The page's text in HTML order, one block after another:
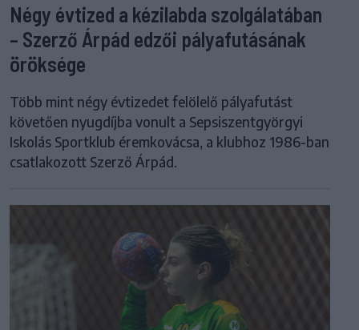
Négy évtized a kézilabda szolgálatában
– Szerző Árpád edzői pályafutásának
öröksége
Több mint négy évtizedet felölelő pályafutást
követően nyugdíjba vonult a Sepsiszentgyörgyi
Iskolás Sportklub éremkovácsa, a klubhoz 1986-ban
csatlakozott Szerző Árpád.